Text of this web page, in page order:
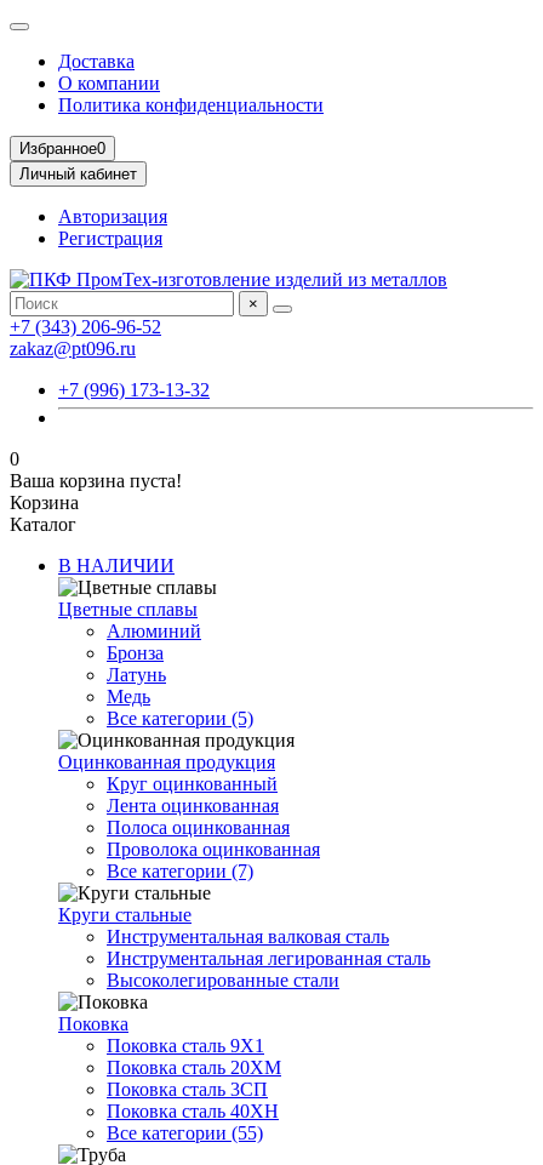
Доставка
О компании
Политика конфиденциальности
Избранное0
Личный кабинет
Авторизация
Регистрация
×
+7 (343) 206-96-52
zakaz@pt096.ru
+7 (996) 173-13-32
0
Ваша корзина пуста!
Корзина
Каталог
В НАЛИЧИИ
Цветные сплавы
Алюминий
Бронза
Латунь
Медь
Все категории (5)
Оцинкованная продукция
Круг оцинкованный
Лента оцинкованная
Полоса оцинкованная
Проволока оцинкованная
Все категории (7)
Круги стальные
Инструментальная валковая сталь
Инструментальная легированная сталь
Высоколегированные стали
Поковка
Поковка сталь 9Х1
Поковка сталь 20ХМ
Поковка сталь 3СП
Поковка сталь 40ХН
Все категории (55)